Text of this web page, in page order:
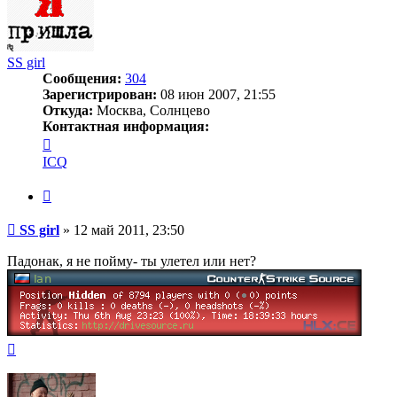
SS girl
Сообщения: 304
Зарегистрирован: 08 июн 2007, 21:55
Откуда: Москва, Солнцево
Контактная информация:
информация
пользователя
girl
ICQ
Сообщение
SS girl » 12 май 2011, 23:50
Падонак, я не пойму- ты улетел или нет?
началу